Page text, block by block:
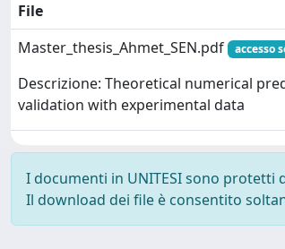
File
Master_thesis_Ahmet_SEN.pdf
accesso
Descrizione: Theoretical numerical
validation with experimental data
I documenti in UNITESI sono
Il download dei file è consentito